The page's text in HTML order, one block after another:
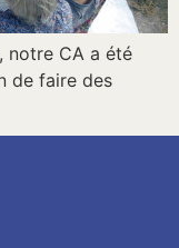
notre CA a été
de faire des